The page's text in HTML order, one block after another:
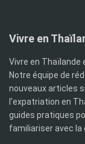
Vivre en
Vivre en Thaïlande
Notre équipe de
nouveaux articles
l'expatriation en
guides pratiques
familiariser avec